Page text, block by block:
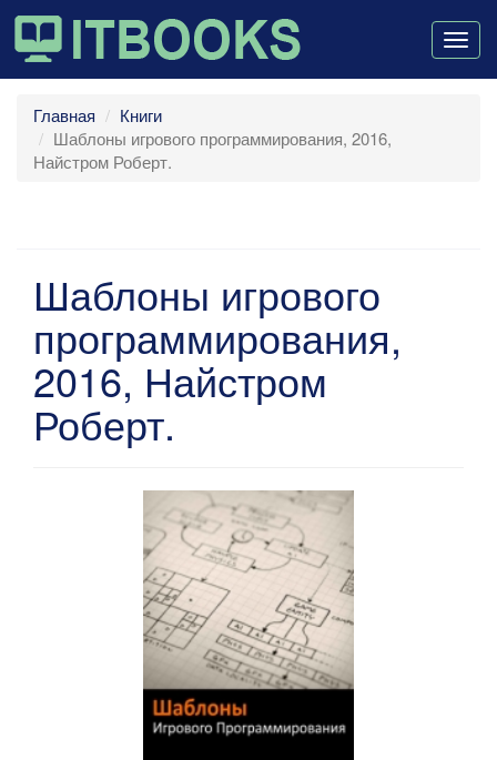
Главная
Книги
Шаблоны игрового программирования, 2016,
Найстром Роберт.
Шаблоны игрового
программирования,
2016, Найстром
Роберт.